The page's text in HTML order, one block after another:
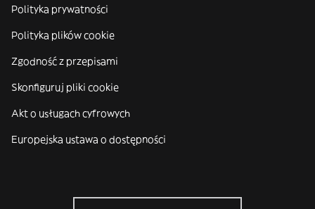
Polityka prywatności
Polityka plików cookie
Zgodność z przepisami
Skonfiguruj pliki cookie
Akt o usługach cyfrowych
Europejska ustawa o dostępności